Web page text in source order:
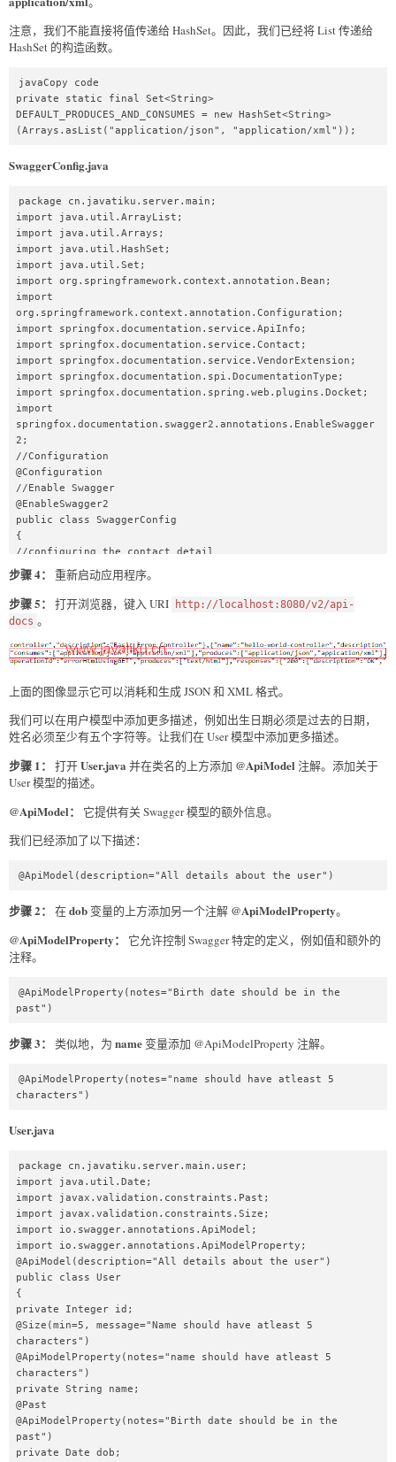
注意，我们不能直接将值传递给 HashSet。因此，我们已经将 List 传递给
HashSet 的构造函数。
javaCopy code
private static final Set<String>
DEFAULT_PRODUCES_AND_CONSUMES = new HashSet<String>
(Arrays.asList("application/json", "application/xml"));
SwaggerConfig.java
package cn.javatiku.server.main;
import java.util.ArrayList;
import java.util.Arrays;
import java.util.HashSet;
import java.util.Set;
import org.springframework.context.annotation.Bean;
import
org.springframework.context.annotation.Configuration;
import springfox.documentation.service.ApiInfo;
import springfox.documentation.service.Contact;
import springfox.documentation.service.VendorExtension;
import springfox.documentation.spi.DocumentationType;
import springfox.documentation.spring.web.plugins.Docket;
import
springfox.documentation.swagger2.annotations.EnableSwagger
2;
//Configuration
@Configuration
//Enable Swagger
@EnableSwagger2
public class SwaggerConfig
{
//configuring the contact detail
public static final Contact DEFAULT_CONTACT = new
Contact("Andrew", "http://www.javatiku.cn", "javatiku");
//configuring DEFAULT_API_INFO
"1.0", "urn:tos",
DEFAULT_CONTACT, "Apache 2.0",
ArrayList<VendorExtension>());
private static final Set<String>
DEFAULT_PRODUCES_AND_CONSUMES = new HashSet<String>
(Arrays.asList("application/json","appication/xml"));
//creating bean
@Bean
public Docket api()
{
ApiInfo apiInfo;
Docket(DocumentationType.SWAGGER_2).apiInfo(DEFAULT_API_IN
LT_PRODUCES_AND_CONSUMES);
}
}
步骤 4： 重新启动应用程序。
步骤 5： 打开浏览器，键入 URI
http://localhost:8080/v2/api-
docs 。
上面的图像显示它可以消耗和生成 JSON 和 XML 格式。
我们可以在用户模型中添加更多描述，例如出生日期必须是过去的日期，
姓名必须至少有五个字符等。让我们在 User 模型中添加更多描述。
步骤 1： 打开User.java 并在类名的上方添加 @ApiModel 注解。添加关于
User 模型的描述。
@ApiModel：
它提供有关 Swagger 模型的额外信息。
我们已经添加了以下描述：
@ApiModel(description="All details about the user")
步骤 2： 在dob 变量的上方添加另一个注解 @ApiModelProperty。
@ApiModelProperty：
它允许控制 Swagger 特定的定义，例如值和额外的
注释。
@ApiModelProperty(notes="Birth date should be in the
past")
步骤 3： 类似地，为 name 变量添加 @ApiModelProperty 注解。
@ApiModelProperty(notes="name should have atleast 5
characters")
User.java
package cn.javatiku.server.main.user;
import java.util.Date;
import javax.validation.constraints.Past;
import javax.validation.constraints.Size;
import io.swagger.annotations.ApiModel;
import io.swagger.annotations.ApiModelProperty;
@ApiModel(description="All details about the user")
public class User
{
private Integer id;
@Size(min=5, message="Name should have atleast 5
characters")
@ApiModelProperty(notes="name should have atleast 5
characters")
private String name;
@Past
@ApiModelProperty(notes="Birth date should be in the
past")
private Date dob;